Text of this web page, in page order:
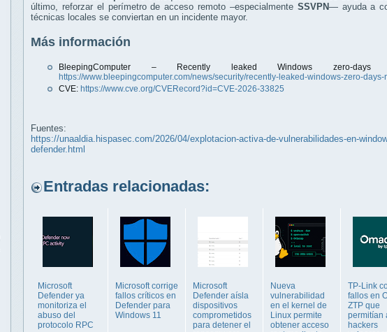
último, reforzar el perímetro de acceso remoto –especialmente SSVPN— ayuda a
técnicas locales se conviertan en un incidente mayor.
Más información
BleepingComputer – Recently leaked Windows zero-
https://www.bleepingcomputer.com/news/security/recently-leaked-windows-zero-
CVE: https://www.cve.org/CVERecord?id=CVE-2026-33825
Fuentes:
https://unaaldia.hispasec.com/2026/04/explotacion-activa-de-vulnerabilidades-en-
defender.html
Entradas relacionadas:
Microsoft
Defender ya
monitoriza el
abuso del
protocolo RPC
Microsoft corrige
fallos críticos en
Defender para
Windows 11
Microsoft
Defender aísla
dispositivos
comprometidos
para detener el
Nueva
vulnerabilidad
en el kernel de
Linux permite
obtener acceso
TP-Link
fallos en
ZTP que
permitían
hackers